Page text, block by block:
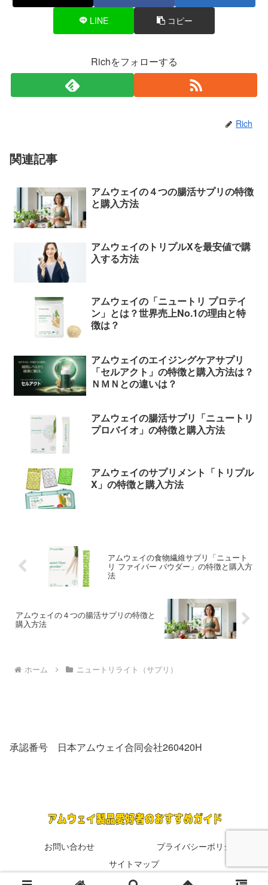
LINE コピー
Richをフォローする
Rich
関連記事
アムウェイの４つの腸活サプリの特徴
と購入方法
アムウェイのトリプルXを最安値で購
入する方法
アムウェイの「ニュートリ プロテイ
ン」とは？世界売上No.1の理由と特
徴は？
アムウェイのエイジングケアサプリ
「セルアクト」の特徴と購入方法は？
ＮＭＮとの違いは？
アムウェイの腸活サプリ「ニュートリ
プロバイオ」の特徴と購入方法
アムウェイのサプリメント「トリプル
X」の特徴と購入方法
アムウェイの食物繊維サプリ「ニュート
リ ファイバー パウダー」の特徴と購入方
法
アムウェイの４つの腸活サプリの特徴と
購入方法
ホーム ニュートリライト（サプリ）
承認番号 日本アムウェイ合同会社260420H
お問い合わせ
プライバシーポリシー
サイトマップ